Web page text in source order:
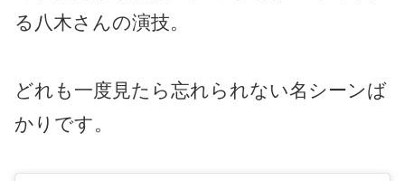
る八木さんの演技。
どれも一度見たら忘れられない名シーンば
かりです。